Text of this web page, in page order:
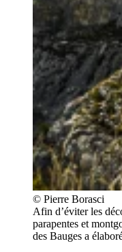
© Pierre Borasci
Afin d’éviter les
parapentes et
des Bauges a